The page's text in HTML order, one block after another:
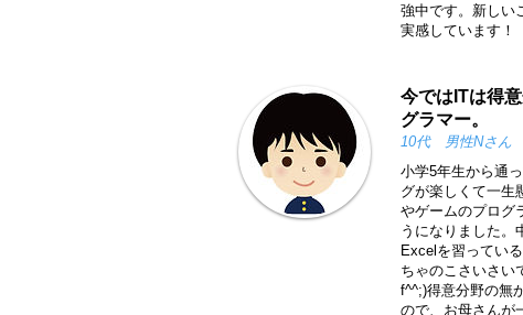
強中です。新しい
実感しています！
今ではITは得
グラマー。
10代 男性Nさん
小学5年生から通
グが楽しくて一生
やゲームのプログ
うになりました。
Excelを習ってい
ちゃのこさいさい
f^^;)得意分野の無
ので、お母さんが